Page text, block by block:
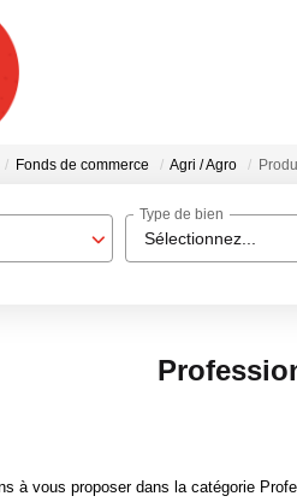
Fonds de commerce Agri / Agro
Sélectionnez...
Type de bien
à vous proposer dans la catégorie